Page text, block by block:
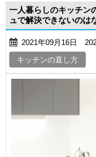
一人暮らしのキッチン
ュで解決できないのは
2021年09月16日
キッチンの直し方